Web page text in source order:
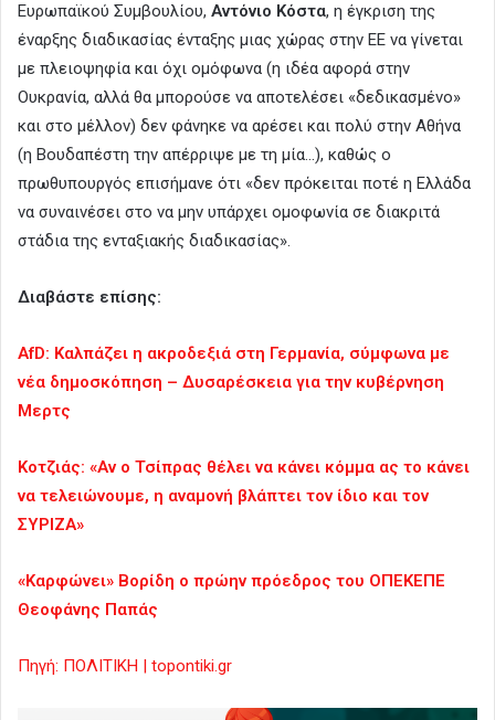
Ευρωπαϊκού Συμβουλίου, Αντόνιο Κόστα, η έγκριση της
έναρξης διαδικασίας ένταξης μιας χώρας στην ΕΕ να γίνεται
με πλειοψηφία και όχι ομόφωνα (η ιδέα αφορά στην
Ουκρανία, αλλά θα μπορούσε να αποτελέσει «δεδικασμένο»
και στο μέλλον) δεν φάνηκε να αρέσει και πολύ στην Αθήνα
(η Βουδαπέστη την απέρριψε με τη μία…), καθώς ο
πρωθυπουργός επισήμανε ότι «δεν πρόκειται ποτέ η Ελλάδα
να συναινέσει στο να μην υπάρχει ομοφωνία σε διακριτά
στάδια της ενταξιακής διαδικασίας».
Διαβάστε επίσης:
AfD: Καλπάζει η ακροδεξιά στη Γερμανία, σύμφωνα με
νέα δημοσκόπηση – Δυσαρέσκεια για την κυβέρνηση
Μερτς
Κοτζιάς: «Αν ο Τσίπρας θέλει να κάνει κόμμα ας το κάνει
να τελειώνουμε, η αναμονή βλάπτει τον ίδιο και τον
ΣΥΡΙΖΑ»
«Καρφώνει» Βορίδη ο πρώην πρόεδρος του ΟΠΕΚΕΠΕ
Θεοφάνης Παπάς
Πηγή: ΠΟΛΙΤΙΚΗ | topontiki.gr